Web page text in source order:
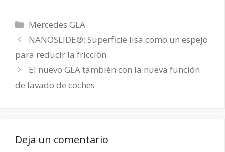
Categorías
Mercedes GLA
NANOSLIDE®: Superficie lisa como un espejo
para reducir la fricción
El nuevo GLA también con la nueva función
de lavado de coches
Deja un comentario